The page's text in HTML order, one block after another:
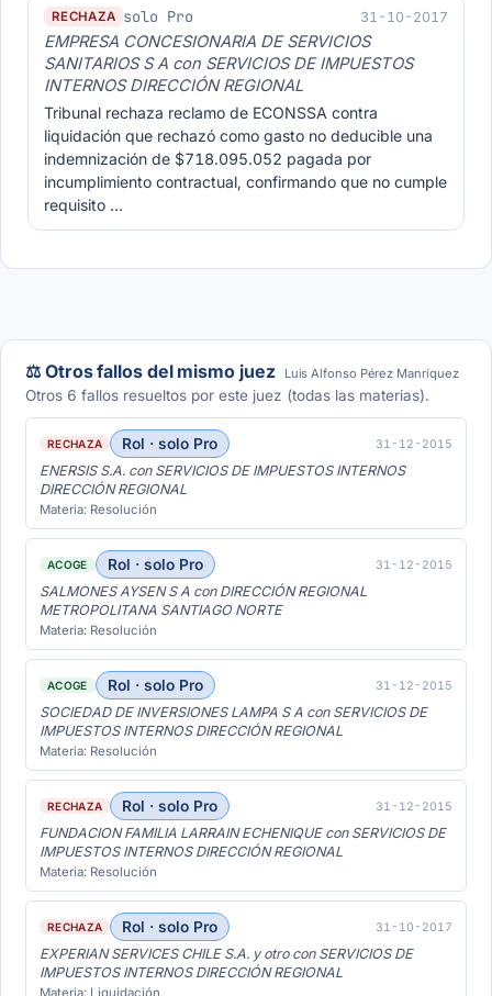
RECHAZA solo Pro 31-10-2017
EMPRESA CONCESIONARIA DE SERVICIOS
SANITARIOS S A con SERVICIOS DE IMPUESTOS
INTERNOS DIRECCIÓN REGIONAL
Tribunal rechaza reclamo de ECONSSA contra
liquidación que rechazó como gasto no deducible una
indemnización de $718.095.052 pagada por
incumplimiento contractual, confirmando que no cumple
requisito …
⚖️ Otros fallos del mismo juez Luis Alfonso Pérez Manríquez
Otros 6 fallos resueltos por este juez (todas las materias).
RECHAZA Rol · solo Pro 31-12-2015
ENERSIS S.A. con SERVICIOS DE IMPUESTOS INTERNOS
DIRECCIÓN REGIONAL
Materia: Resolución
ACOGE Rol · solo Pro 31-12-2015
SALMONES AYSEN S A con DIRECCIÓN REGIONAL
METROPOLITANA SANTIAGO NORTE
Materia: Resolución
ACOGE Rol · solo Pro 31-12-2015
SOCIEDAD DE INVERSIONES LAMPA S A con SERVICIOS DE
IMPUESTOS INTERNOS DIRECCIÓN REGIONAL
Materia: Resolución
RECHAZA Rol · solo Pro 31-12-2015
FUNDACION FAMILIA LARRAIN ECHENIQUE con SERVICIOS DE
IMPUESTOS INTERNOS DIRECCIÓN REGIONAL
Materia: Resolución
RECHAZA Rol · solo Pro 31-10-2017
EXPERIAN SERVICES CHILE S.A. y otro con SERVICIOS DE
IMPUESTOS INTERNOS DIRECCIÓN REGIONAL
Materia: Liquidación